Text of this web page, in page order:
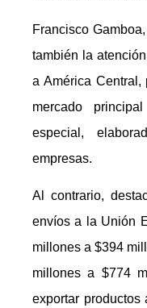
Francisco
también la
a América Central,
mercado
especial,
empresas.
Al contrario,
envíos a la Unión
millones a $394
millones a $774
exportar productos